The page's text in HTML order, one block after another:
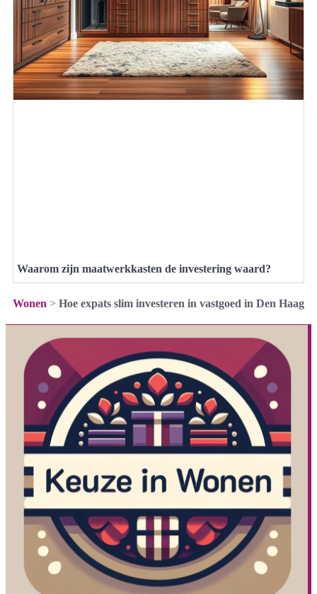
Waarom zijn maatwerkkasten de investering waard?
Wonen > Hoe expats slim investeren in vastgoed in Den Haag